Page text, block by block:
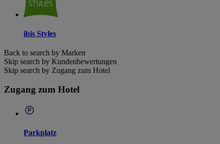
ibis Styles
Back to search by Marken
Skip search by Kundenbewertungen
Skip search by Zugang zum Hotel
Zugang zum Hotel
Parkplatz